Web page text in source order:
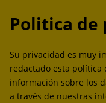
Politica de
Su privacidad es muy
redactado esta
información sobre los
a través de nuestras